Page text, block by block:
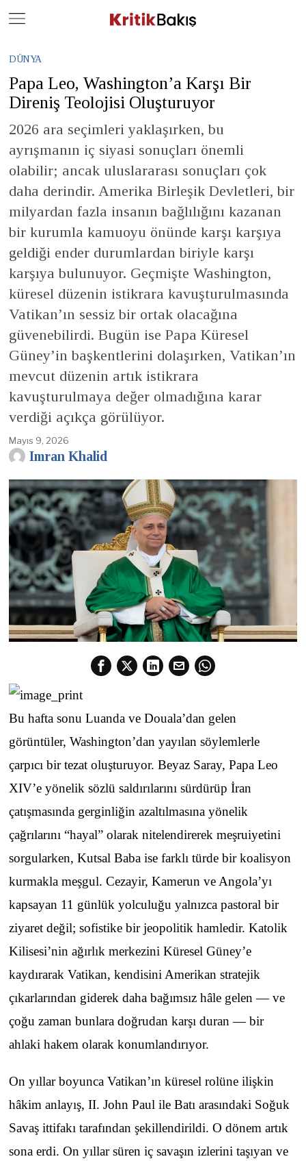
DÜNYA
Papa Leo, Washington’a Karşı Bir
Direniş Teolojisi Oluşturuyor
2026 ara seçimleri yaklaşırken, bu
ayrışmanın iç siyasi sonuçları önemli
olabilir; ancak uluslararası sonuçları çok
daha derindir. Amerika Birleşik Devletleri, bir
milyardan fazla insanın bağlılığını kazanan
bir kurumla kamuoyu önünde karşı karşıya
geldiği ender durumlardan biriyle karşı
karşıya bulunuyor. Geçmişte Washington,
küresel düzenin istikrara kavuşturulmasında
Vatikan’ın sessiz bir ortak olacağına
güvenebilirdi. Bugün ise Papa Küresel
Güney’in başkentlerini dolaşırken, Vatikan’ın
mevcut düzenin artık istikrara
kavuşturulmaya değer olmadığına karar
verdiği açıkça görülüyor.
Mayıs 9, 2026
Imran Khalid
Bu hafta sonu Luanda ve Douala’dan gelen
görüntüler, Washington’dan yayılan söylemlerle
çarpıcı bir tezat oluşturuyor. Beyaz Saray, Papa Leo
XIV’e yönelik sözlü saldırılarını sürdürüp İran
çatışmasında gerginliğin azaltılmasına yönelik
çağrılarını “hayal” olarak nitelendirerek meşruiyetini
sorgularken, Kutsal Baba ise farklı türde bir koalisyon
kurmakla meşgul. Cezayir, Kamerun ve Angola’yı
kapsayan 11 günlük yolculuğu yalnızca pastoral bir
ziyaret değil; sofistike bir jeopolitik hamledir. Katolik
Kilisesi’nin ağırlık merkezini Küresel Güney’e
kaydırarak Vatikan, kendisini Amerikan stratejik
çıkarlarından giderek daha bağımsız hâle gelen — ve
çoğu zaman bunlara doğrudan karşı duran — bir
ahlaki hakem olarak konumlandırıyor.
On yıllar boyunca Vatikan’ın küresel rolüne ilişkin
hâkim anlayış, II. John Paul ile Batı arasındaki Soğuk
Savaş ittifakı tarafından şekillendirildi. O dönem artık
sona erdi. On yıllar süren iç savaşın izlerini taşıyan ve